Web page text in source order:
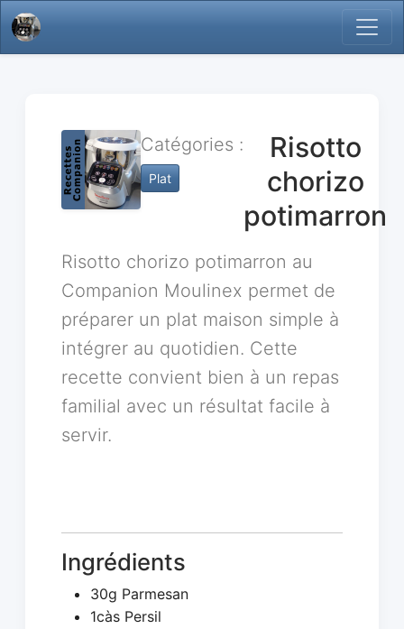
Catégories :
Plat
Risotto
chorizo
potimarron
Risotto chorizo potimarron au
Companion Moulinex permet de
préparer un plat maison simple à
intégrer au quotidien. Cette
recette convient bien à un repas
familial avec un résultat facile à
servir.
Ingrédients
30g Parmesan
1càs Persil